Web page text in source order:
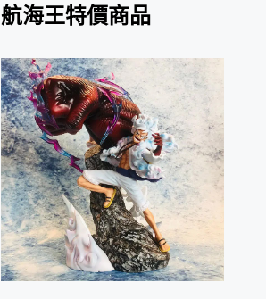
航海王特價商品